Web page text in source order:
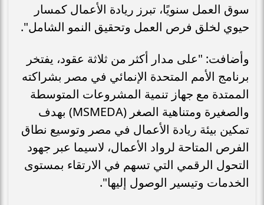
سوق العمل سنويًا، تبرز ريادة الأعمال كمسار
حيوي لخلق فرص العمل وتحقيق النمو الشامل".
وأضافت: "على مدار أكثر من ثلاثة عقود، يفتخر
برنامج الأمم المتحدة الإنمائي في مصر بشراكته
الممتدة مع جهاز تنمية المشروعات المتوسطة
والصغيرة ومتناهية الصغر (MSMEDA) بهدف
تمكين بيئة ريادة الأعمال في مصر وتوسيع نطاق
الفرص المتاحة لرواد الأعمال، لاسيما عبر جهود
التحول الرقمي التي تسهم في الارتقاء بمستوى
الخدمات وتيسير الوصول إليها".